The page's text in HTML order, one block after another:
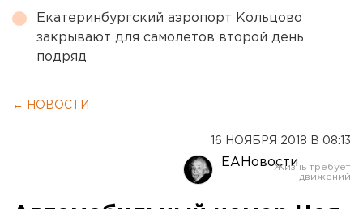
Екатеринбургский аэропорт Кольцово
закрывают для самолетов второй день
подряд
← НОВОСТИ
16 НОЯБРЯ 2018 В 08:13
ЕАНовости